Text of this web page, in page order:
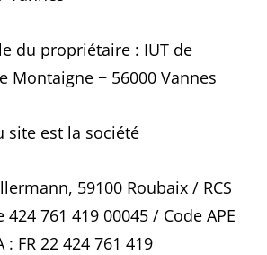
du propriétaire : IUT de
Montaigne − 56000 Vannes
site est la société
59100 Roubaix / RCS
761 419 00045 / Code APE
: FR 22 424 761 419